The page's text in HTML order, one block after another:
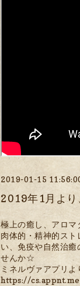
2019-01-15
2019年1月より
極上の癒し、アロマ
肉体的・精神的ス
い、免疫や自然治
せんか☆
ミネルヴァアプリよ
https://